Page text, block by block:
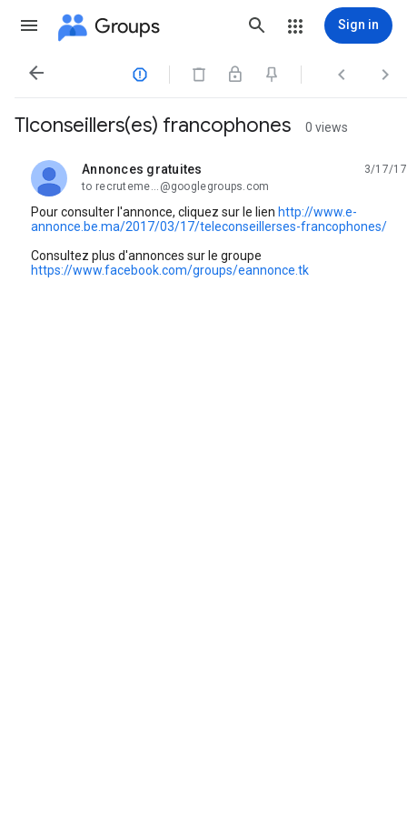
Groups Sign in
   
Tlconseillers(es) francophones 0 views
Annonces gratuites
unread,
3/17/17
to recruteme...@googlegroups.com
Pour consulter l'annonce, cliquez sur le lien http://www.e-
annonce.be.ma/2017/03/17/teleconseillerses-francophones/
Consultez plus d'annonces sur le groupe
https://www.facebook.com/groups/eannonce.tk